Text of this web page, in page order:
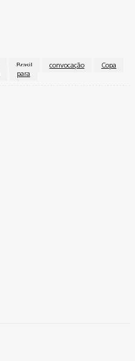
Brasil convocação
Copa
para